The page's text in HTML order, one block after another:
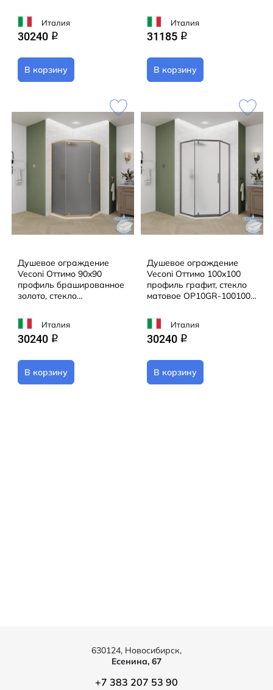
Италия
30240 q
В корзину
100100-12-C9 (без
поддона)Италия
31185 q
В корзину
Душевое ограждение
Veconi Оттимо 90x90
профиль брашированное
золото, стекло
9090-12-C9 (без поддона)
Италия
30240 q
В корзину
Душевое ограждение
Veconi Оттимо 100x100
профиль графит, стекло
матовое OP10GR-100100-
Италия
30240 q
В корзину
630124, Новосибирск,
Есенина, 67
+7 383 207 53 90